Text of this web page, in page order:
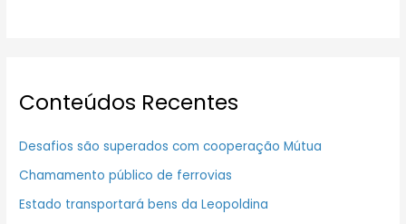
Conteúdos Recentes
Desafios são superados com cooperação Mútua
Chamamento público de ferrovias
Estado transportará bens da Leopoldina